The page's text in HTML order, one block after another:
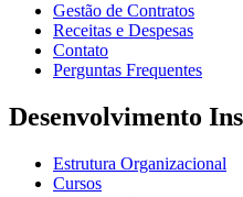
Gestão de Contratos
Receitas e Despesas
Contato
Perguntas Frequentes
Desenvolvimento
Estrutura Organizacional
Cursos